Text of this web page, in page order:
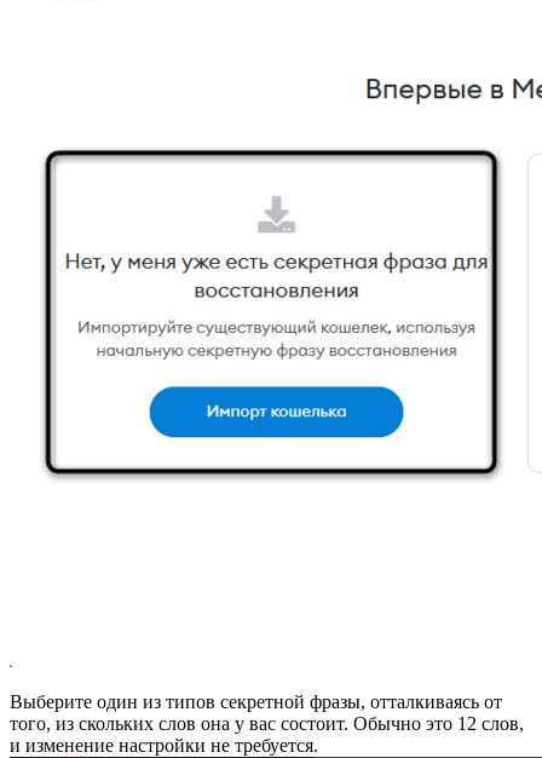
Выберите один из типов секретной фразы, отталкиваясь от
того, из скольких слов она у вас состоит. Обычно это 12 слов,
и изменение настройки не требуется.